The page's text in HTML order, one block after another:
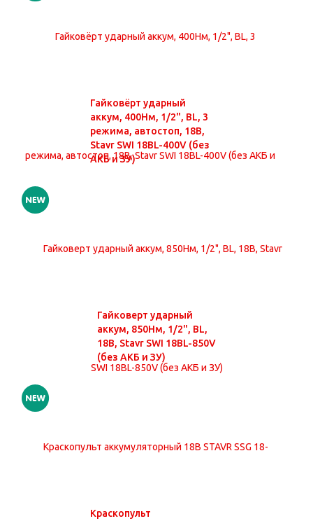
Гайковёрт ударный
аккум, 400Нм, 1/2", BL, 3
режима, автостоп, 18В,
Stavr SWI 18BL-400V (без
АКБ и ЗУ)
Гайковерт ударный
аккум, 850Нм, 1/2", BL,
18В, Stavr SWI 18BL-850V
(без АКБ и ЗУ)
Краскопульт